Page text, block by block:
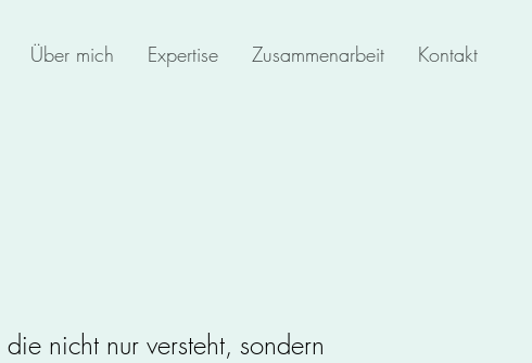
Über mich Expertise Zusammenarbeit Kontakt
nicht nur versteht, sondern